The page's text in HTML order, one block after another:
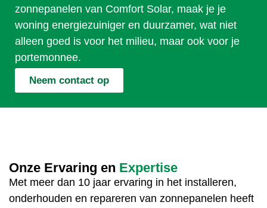
zonnepanelen van Comfort Solar, maak je je
woning energiezuiniger en duurzamer, wat niet
alleen goed is voor het milieu, maar ook voor je
portemonnee.
Neem contact op
Onze Ervaring en Expertise
Met meer dan 10 jaar ervaring in het installeren,
onderhouden en repareren van zonnepanelen heeft